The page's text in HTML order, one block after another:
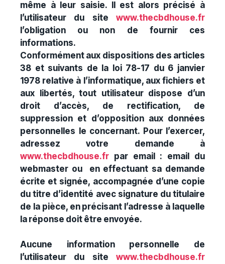
même à leur saisie. Il est alors précisé à
l’utilisateur du site www.thecbdhouse.fr
l’obligation ou non de fournir ces
informations.
Conformément aux dispositions des articles
38 et suivants de la loi 78-17 du 6 janvier
1978 relative à l’informatique, aux fichiers et
aux libertés, tout utilisateur dispose d’un
droit d’accès, de rectification, de
suppression et d’opposition aux données
personnelles le concernant. Pour l’exercer,
adressez votre demande à
www.thecbdhouse.fr par email : email du
webmaster ou en effectuant sa demande
écrite et signée, accompagnée d’une copie
du titre d’identité avec signature du titulaire
de la pièce, en précisant l’adresse à laquelle
la réponse doit être envoyée.
Aucune information personnelle de
l’utilisateur du site www.thecbdhouse.fr